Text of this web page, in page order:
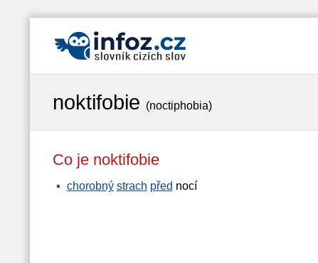
noktifobie (noctiphobia)
Co je noktifobie
chorobný strach před nocí